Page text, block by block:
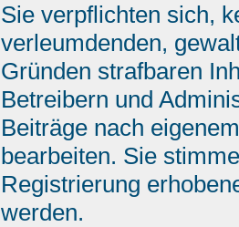
Sie verpflichten sich,
verleumdenden,
Gründen strafbaren
Betreibern und
Beiträge nach
bearbeiten. Sie
Registrierung
werden.